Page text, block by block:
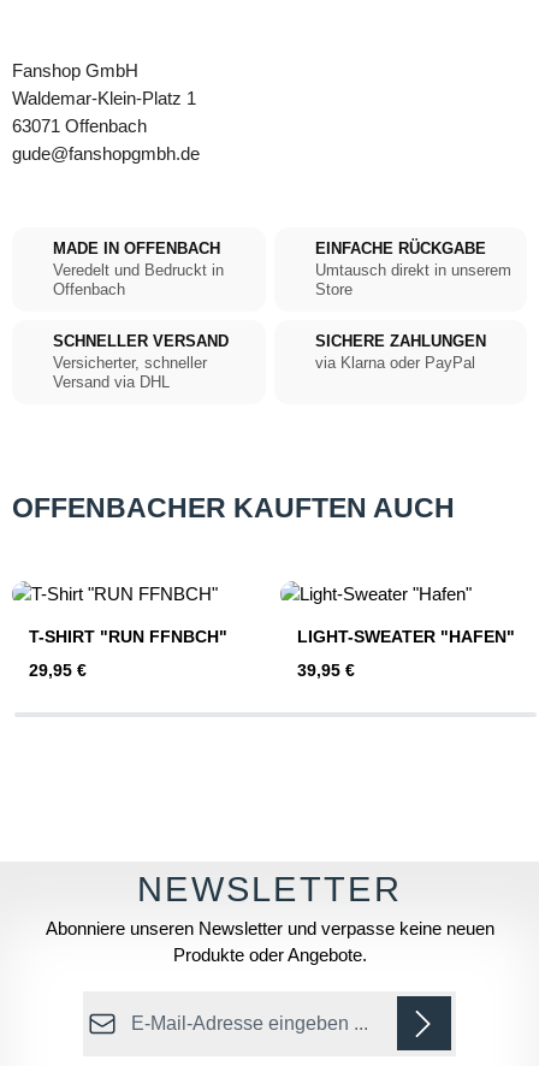
Fanshop GmbH
Waldemar-Klein-Platz 1
63071 Offenbach
gude@fanshopgmbh.de
MADE IN OFFENBACH
Veredelt und Bedruckt in
Offenbach
EINFACHE RÜCKGABE
Umtausch direkt in unserem
Store
SCHNELLER VERSAND
Versicherter, schneller
Versand via DHL
SICHERE ZAHLUNGEN
via Klarna oder PayPal
OFFENBACHER KAUFTEN AUCH
T-SHIRT "RUN FFNBCH"
Regulärer Preis:
29,95 €
LIGHT-SWEATER "HAFEN"
Regulärer Preis:
39,95 €
Abonniere unseren Newsletter und verpasse keine neuen
Produkte oder Angebote.
E-Mail-Adresse*